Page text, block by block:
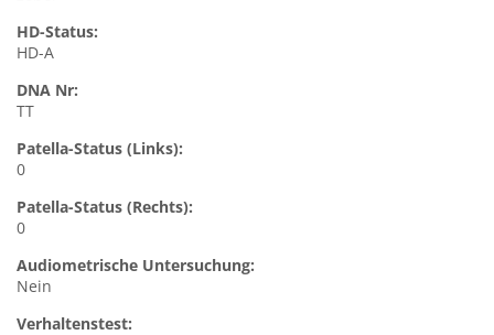
HD-Status:
HD-A
DNA Nr:
TT
Patella-Status (Links):
0
Patella-Status (Rechts):
0
Audiometrische Untersuchung:
Nein
Verhaltenstest: